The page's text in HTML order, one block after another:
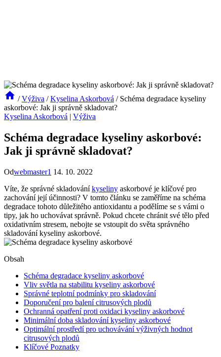
/ Výživa / Kyselina Askorbová / Schéma degradace kyseliny
askorbové: Jak ji správně skladovat?
Kyselina Askorbová | Výživa
Schéma degradace kyseliny askorbové:
Jak ji správně skladovat?
Odwebmaster1 14. 10. 2022
Víte, že správné skladováníkyseliny askorbové je klíčové pro
zachování její účinnosti? V tomto článku se zaměříme na schéma
degradace tohoto důležitého antioxidantu a podělíme se s vámi o
tipy, jak ho uchovávat správně. Pokud chcete chránit své tělo před
oxidativním stresem, nebojte se vstoupit do světa správného
skladování kyseliny askorbové.
Obsah
Schéma degradace kyseliny askorbové
Vliv světla na stabilitu kyseliny askorbové
Správné teplotní podmínky pro skladování
Doporučení pro balení citrusových plodů
Ochranná opatření proti oxidaci kyseliny askorbové
Minimální doba skladování kyseliny askorbové
Optimální prostředí pro uchovávání výživných hodnot
citrusových plodů
Klíčové Poznatky